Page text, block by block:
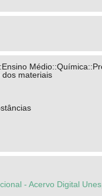
materiais
- Acervo Digital